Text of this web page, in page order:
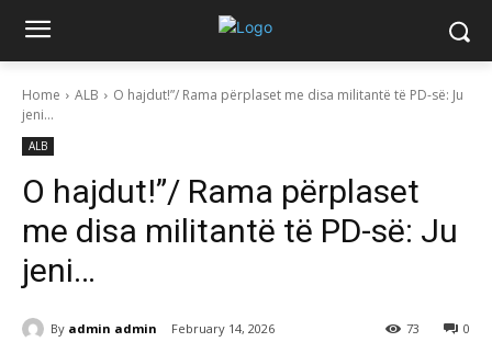
Home ALB
O hajdut!”/ Rama përplaset me disa militantë të PD-së: Ju
jeni…
ALB
O hajdut!”/ Rama përplaset
me disa militantë të PD-së: Ju
jeni…
By admin admin February 14, 2026 0
73